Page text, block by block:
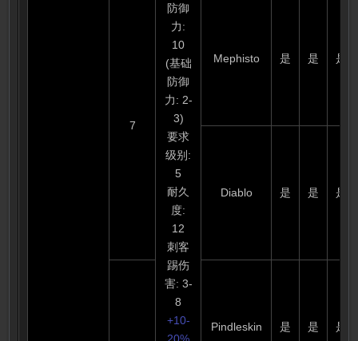
7
防御
力:
10
(基础
防御
力: 2-
3)
要求
级别:
5
耐久
度:
12
刺客
踢伤
害: 3-
8
+10-
Mephisto 是 是 是
Diablo 是 是 是
Pindleskin 是 是 是